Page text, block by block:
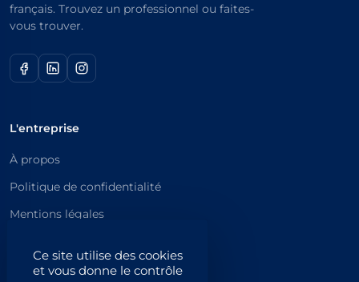
Ce site utilise des cookies
et vous donne le contrôle
français. Trouvez un professionnel ou faites-
vous trouver.
L'entreprise
À propos
Politique de confidentialité
Mentions légales
Catégories principales